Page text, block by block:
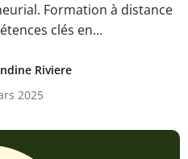
Formation à distance
clés en…
Riviere
2025